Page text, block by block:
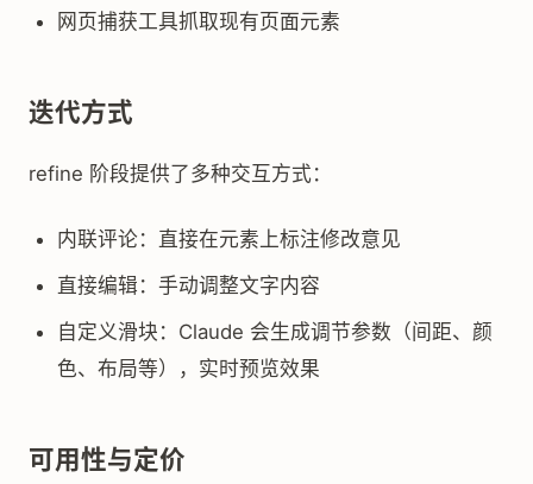
网页捕获工具抓取现有页面元素
迭代方式
refine 阶段提供了多种交互方式：
内联评论：直接在元素上标注修改意见
直接编辑：手动调整文字内容
自定义滑块：Claude 会生成调节参数（间距、颜
色、布局等），实时预览效果
可用性与定价